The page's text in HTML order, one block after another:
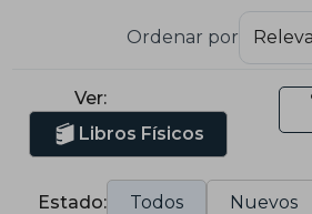
imperio romano (2008), más 4.000
ejemplares vendidos.
Ordenar por
Ver:
Libros Físicos
Estado: Todos Nuevos